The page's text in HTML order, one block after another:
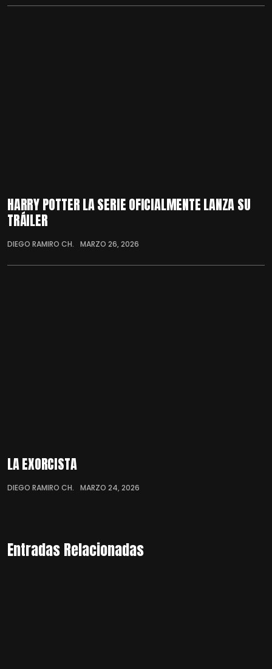
HARRY POTTER LA SERIE OFICIALMENTE LANZA SU
TRÁILER
DIEGO RAMIRO CH. MARZO 26, 2026
LA EXORCISTA
DIEGO RAMIRO CH. MARZO 24, 2026
Entradas Relacionadas